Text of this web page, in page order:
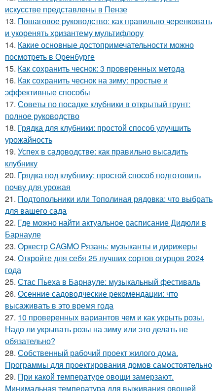
искусстве представлены в Пензе
13. Пошаговое руководство: как правильно черенковать
и укоренять хризантему мультифлору
14. Какие основные достопримечательности можно
посмотреть в Оренбурге
15. Как сохранить чеснок: 3 проверенных метода
16. Как сохранить чеснок на зиму: простые и
эффективные способы
17. Советы по посадке клубники в открытый грунт:
полное руководство
18. Грядка для клубники: простой способ улучшить
урожайность
19. Успех в садоводстве: как правильно высадить
клубнику
20. Грядка под клубнику: простой способ подготовить
почву для урожая
21. Подтопольники или Тополиная рядовка: что выбрать
для вашего сада
22. Где можно найти актуальное расписание Дидюли в
Барнауле
23. Оркестр CAGMO Рязань: музыканты и дирижеры
24. Откройте для себя 25 лучших сортов огурцов 2024
года
25. Стас Пьеха в Барнауле: музыкальный фестиваль
26. Осенние садоводческие рекомендации: что
высаживать в это время года
27. 10 проверенных вариантов чем и как укрыть розы.
Надо ли укрывать розы на зиму или это делать не
обязательно?
28. Собственный рабочий проект жилого дома.
Программы для проектирования домов самостоятельно
29. При какой температуре овощи замерзают.
Минимальная температура для выживания овощей